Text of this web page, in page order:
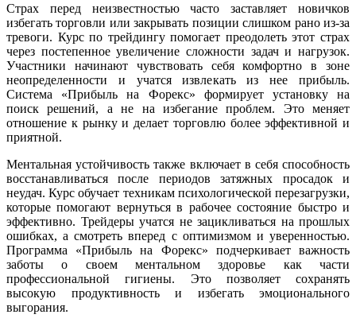
Страх перед неизвестностью часто заставляет новичков
избегать торговли или закрывать позиции слишком рано из-за
тревоги. Курс по трейдингу помогает преодолеть этот страх
через постепенное увеличение сложности задач и нагрузок.
Участники начинают чувствовать себя комфортно в зоне
неопределенности и учатся извлекать из нее прибыль.
Система «Прибыль на Форекс» формирует установку на
поиск решений, а не на избегание проблем. Это меняет
отношение к рынку и делает торговлю более эффективной и
приятной.
Ментальная устойчивость также включает в себя способность
восстанавливаться после периодов затяжных просадок и
неудач. Курс обучает техникам психологической перезагрузки,
которые помогают вернуться в рабочее состояние быстро и
эффективно. Трейдеры учатся не зацикливаться на прошлых
ошибках, а смотреть вперед с оптимизмом и уверенностью.
Программа «Прибыль на Форекс» подчеркивает важность
заботы о своем ментальном здоровье как части
профессиональной гигиены. Это позволяет сохранять
высокую продуктивность и избегать эмоционального
выгорания.